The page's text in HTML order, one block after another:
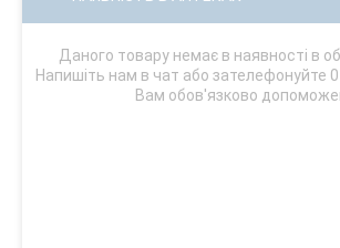
Даного товару немає в наявності в
Напишіть нам в чат або зателефонуйте
Вам обов'язково